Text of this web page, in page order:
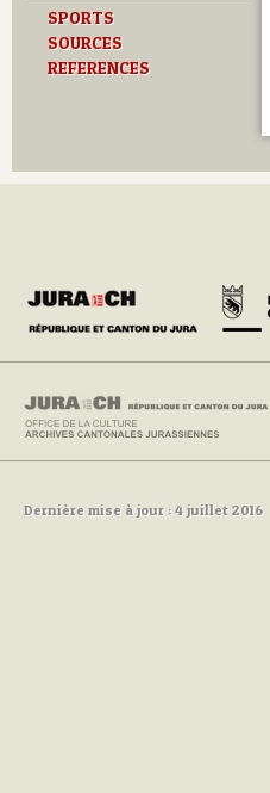
SPORTS
SOURCES
REFERENCES
Dernière mise à jour : 4 juillet 2016